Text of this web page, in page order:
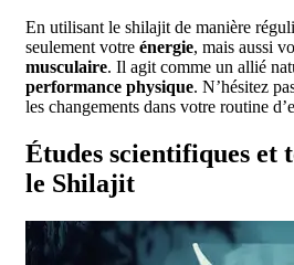
En utilisant le shilajit de manière
seulement votre énergie, mais aussi
musculaire. Il agit comme un allié
performance physique. N’hésitez
les changements dans votre routine
Études scientifiques et
le Shilajit